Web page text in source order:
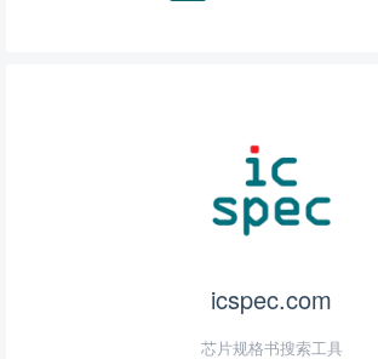
icspec.com
芯片规格书搜索工具